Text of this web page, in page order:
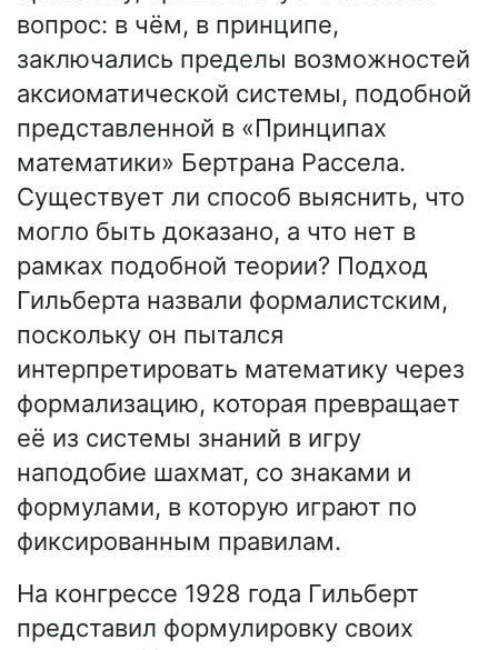
вопрос: в чём, в принципе,
заключались пределы возможностей
аксиоматической системы, подобной
представленной в «Принципах
математики» Бертрана Рассела.
Существует ли способ выяснить, что
могло быть доказано, а что нет в
рамках подобной теории? Подход
Гильберта назвали формалистским,
поскольку он пытался
интерпретировать математику через
формализацию, которая превращает
её из системы знаний в игру
наподобие шахмат, со знаками и
формулами, в которую играют по
фиксированным правилам.
На конгрессе 1928 года Гильберт
представил формулировку своих